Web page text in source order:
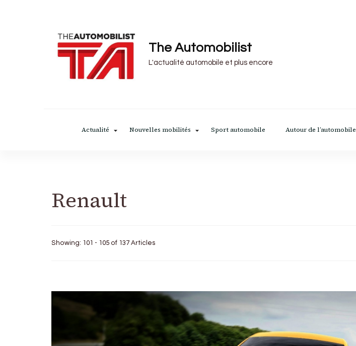
The Automobilist
L'actualité automobile et plus encore
Actualité Nouvelles mobilités Sport automobile Autour de l’automobile
Renault
Showing: 101 - 105 of 137 Articles